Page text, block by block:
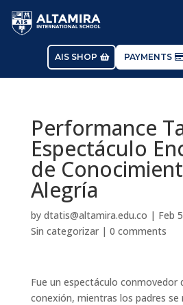
AIS SHOP PAYMENTS
Performance
Espectáculo
de
Alegría
by dtatis@altamira.edu.co | Feb
Sin categorizar| 0 comments
Fue un espectáculo conmovedor
conexión, mientras los padres se